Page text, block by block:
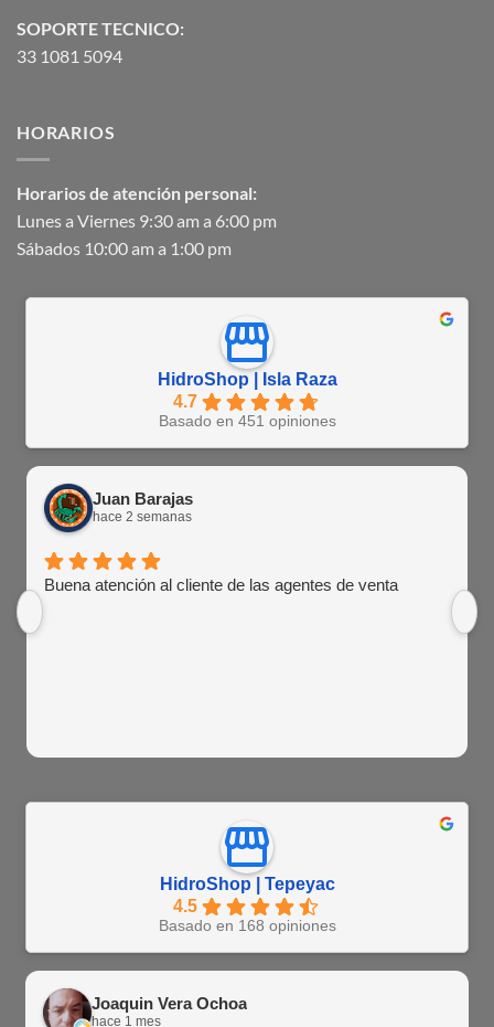
SOPORTE TECNICO:
33 1081 5094
HORARIOS
Horarios de atención personal:
Lunes a Viernes 9:30 am a 6:00 pm
Sábados 10:00 am a 1:00 pm
HidroShop | Isla Raza
4.7
Basado en 451 opiniones
Juan Barajas
hace 2 semanas
Buena atención al cliente de las agentes de venta
HidroShop | Tepeyac
4.5
Basado en 168 opiniones
Joaquin Vera Ochoa
hace 1 mes